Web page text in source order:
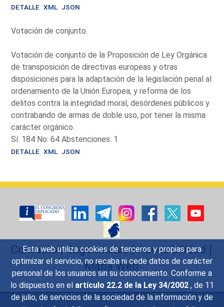
Esta web utiliza cookies de terceros y propias para
optimizar el servicio, no recaba ni cede datos de carácter
personal de los usuarios sin su conocimiento. Conforme a
lo dispuesto en el artículo 22.2 de la Ley 34/2002 , de 11
de julio, de servicios de la sociedad de la información y de
DETALLE XML JSON
Votación de conjunto.
Votación de conjunto de la Proposición de Ley Orgánica
de transposición de directivas europeas y otras
disposiciones para la adaptación de la legislación penal al
ordenamiento de la Unión Europea, y reforma de los
delitos contra la integridad moral, desórdenes públicos y
contrabando de armas de doble uso, por tener la misma
carácter orgánico.
Sí: 184 No: 64 Abstenciones: 1
DETALLE XML JSON
Contacto|Sugerencias|Accesibilidad |
Mapa Web